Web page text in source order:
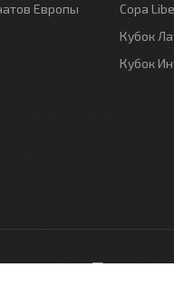
Европы
Copa
Кубок
Кубок